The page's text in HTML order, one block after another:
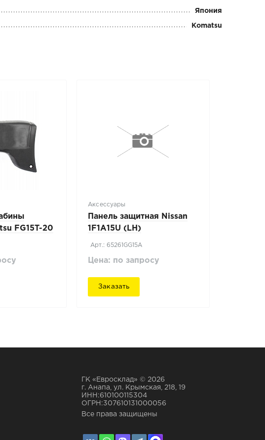
Япония
Komatsu
FG15T-20
Аксессуары
Панель защитная Nissan
1F1A15U (LH)
Арт.: 65261GG15A
Цена: по запросу
Заказать
ГК «Евросклад» © 2026
г. Анапа, ул. Крымская, 218, 19
ИНН:610100115304
ОГРН:307610131000056
Все права защищены